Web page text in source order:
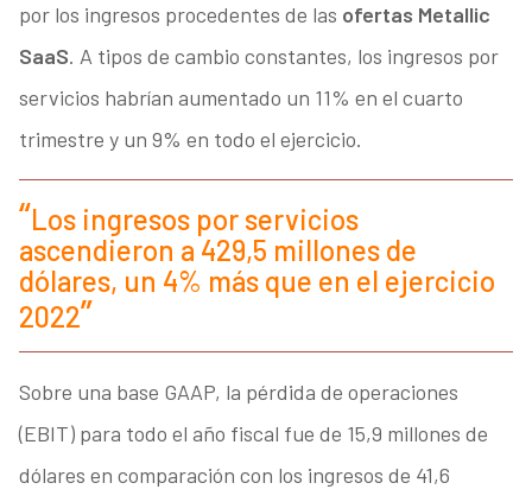
por los ingresos procedentes de las ofertas Metallic
SaaS. A tipos de cambio constantes, los ingresos por
servicios habrían aumentado un 11% en el cuarto
trimestre y un 9% en todo el ejercicio.
Los ingresos por servicios
ascendieron a 429,5 millones de
dólares, un 4% más que en el ejercicio
2022
Sobre una base GAAP, la pérdida de operaciones
(EBIT) para todo el año fiscal fue de 15,9 millones de
dólares en comparación con los ingresos de 41,6